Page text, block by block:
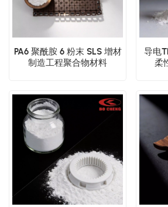
PA6 聚酰胺 6 粉末 SLS 增材
制造工程聚合物材料
导电
柔